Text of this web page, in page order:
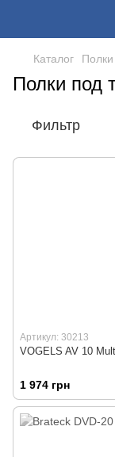
Каталог
Полки под
Фильтр
Артикул: 30213
VOGELS AV 10
1 974 грн